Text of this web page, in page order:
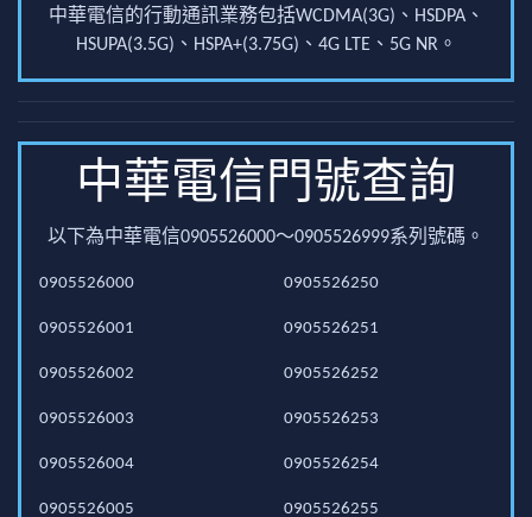
中華電信的行動通訊業務包括WCDMA(3G)、HSDPA、
HSUPA(3.5G)、HSPA+(3.75G)、4G LTE、5G NR。
中華電信門號查詢
以下為中華電信0905526000～0905526999系列號碼。
0905526000
0905526001
0905526002
0905526003
0905526004
0905526005
0905526250
0905526251
0905526252
0905526253
0905526254
0905526255